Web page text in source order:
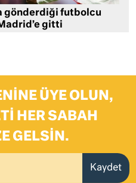
gönderdiği futbolcu
gitti
ÜYE OLUN,
HER SABAH
GELSIN.
Kaydet